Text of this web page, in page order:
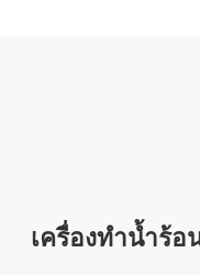
เครื่องทำน้ำร้อ